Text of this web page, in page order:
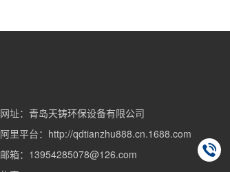
网址：青岛天铸环保设备有限公司
阿里平台：http://qdtianzhu888.cn.1688.com
邮箱：13954285078@126.com